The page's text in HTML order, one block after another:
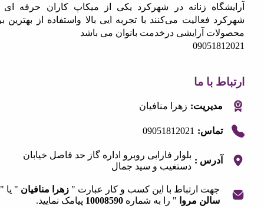
زنانه در شهرکرد یکی از میکاپ کاران حرفه ای در
فعالیت می‌کنند با تجربه ایی بالا واستفاده از بهترین برند
آرایشی درخدمت بانوان می باشد
با ما
مدیریت: زهرا منافیان
تماس: 09051812021
آدرس :
بلوار فارابی روبرو اداره گاز حد فاصل خیابان
دستغیب و سید جمال
جهت ارتباط با این کسب و کار عبارت "زهرا منافیان " یا "
سالن مروا " را به شماره 10008590 پیامک نمایید.